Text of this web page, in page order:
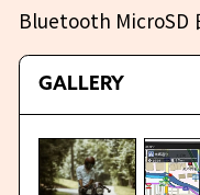
Bluetooth MicroSD
GALLERY